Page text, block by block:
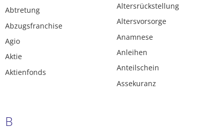
Abtretung
Abzugsfranchise
Agio
Aktie
Aktienfonds
Altersrückstellung
Altersvorsorge
Anamnese
Anleihen
Anteilschein
Assekuranz
B